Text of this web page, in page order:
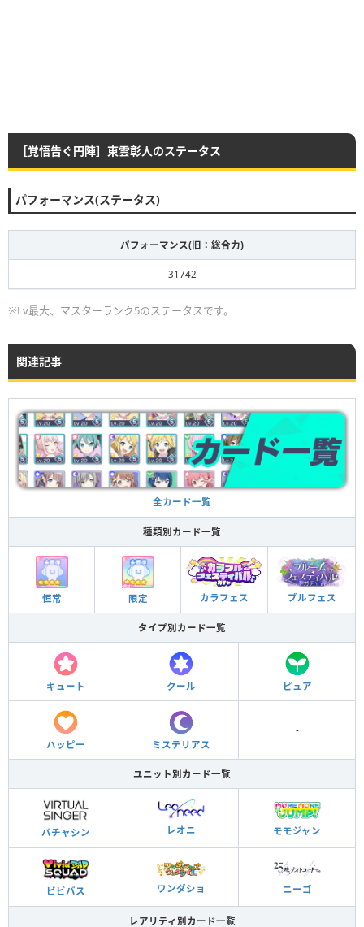
［覚悟告ぐ円陣］東雲彰人のステータス
パフォーマンス(ステータス)
パフォーマンス(旧：総合力)
31742
※Lv最大、マスターランク5のステータスです。
関連記事
全カード一覧
種類別カード一覧
恒常 限定 カラフェス ブルフェス
タイプ別カード一覧
キュート クール ピュア
ハッピー ミステリアス
-
ユニット別カード一覧
バチャシン レオニ モモジャン
ビビバス ワンダショ ニーゴ
レアリティ別カード一覧